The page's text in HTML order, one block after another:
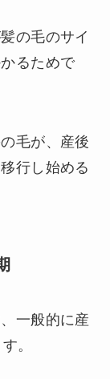
の毛のサイ
るためで
毛が、産後
行し始める
一般的に産
。